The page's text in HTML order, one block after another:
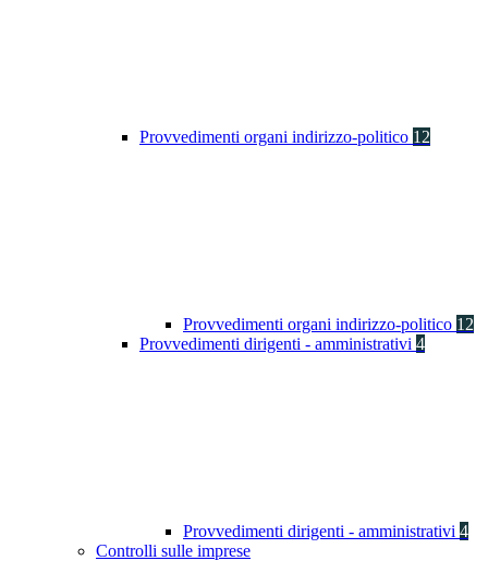
Provvedimenti organi indirizzo-politico 12
Provvedimenti organi indirizzo-politico 12
Provvedimenti dirigenti - amministrativi 4
Provvedimenti dirigenti - amministrativi 4
Controlli sulle imprese